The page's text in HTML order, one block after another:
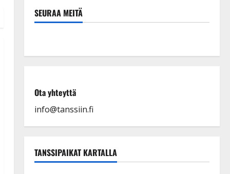
SEURAA MEITÄ
Ota yhteyttä
info@tanssiin.fi
TANSSIPAIKAT KARTALLA